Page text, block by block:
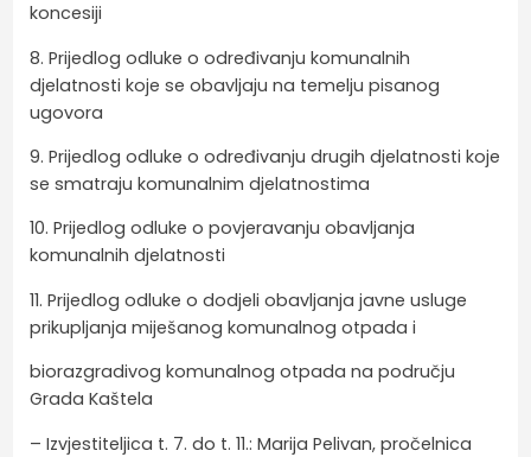
koncesiji
8. Prijedlog odluke o određivanju komunalnih
djelatnosti koje se obavljaju na temelju pisanog
ugovora
9. Prijedlog odluke o određivanju drugih djelatnosti koje
se smatraju komunalnim djelatnostima
10. Prijedlog odluke o povjeravanju obavljanja
komunalnih djelatnosti
11. Prijedlog odluke o dodjeli obavljanja javne usluge
prikupljanja miješanog komunalnog otpada i
biorazgradivog komunalnog otpada na području
Grada Kaštela
– Izvjestiteljica t. 7. do t. 11.: Marija Pelivan, pročelnica